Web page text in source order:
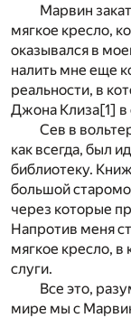
Марвин
мягкое кресло,
оказывался в
налить мне еще
реальности, в
Джона Клиза[1] в
Сев в
как всегда, был
библиотеку.
большой
через которые
Напротив меня
мягкое кресло, в
слуги.
Все это,
мире мы с